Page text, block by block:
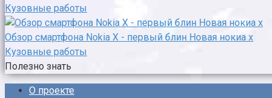
Кузовные работы
Обзор смартфона Nokia X - первый блин Новая нокиа х
Кузовные работы
Полезно знать
О проекте